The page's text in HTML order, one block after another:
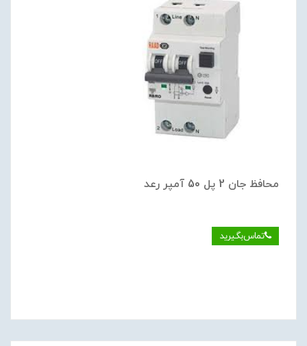
محافظ جان 2 پل 50 آمپر رعد
تماس‌بگیرید